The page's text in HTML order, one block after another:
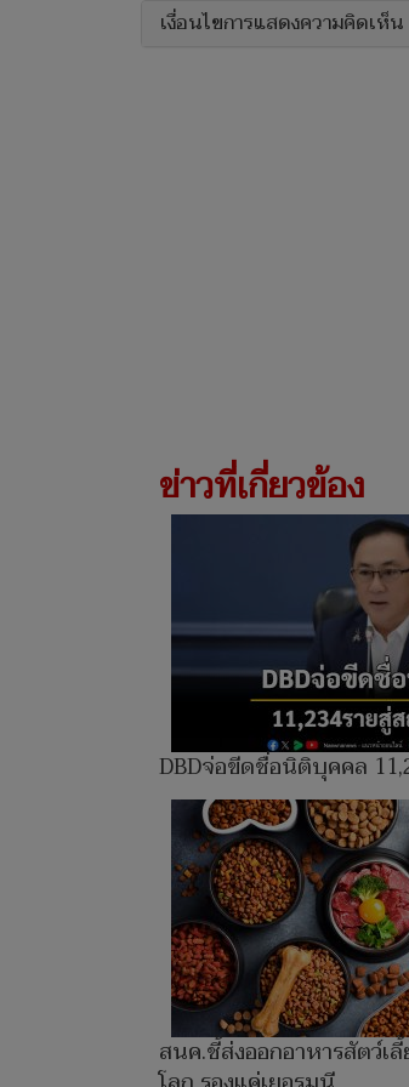
เงื่อนไขการแสดงความคิดเห็น
ข่าวที่เกี่ยวข้อง
DBDจ่อขีดชื่อนิติบุคคล
สนค.ชี้ส่งออกอาหารสัตว์เ